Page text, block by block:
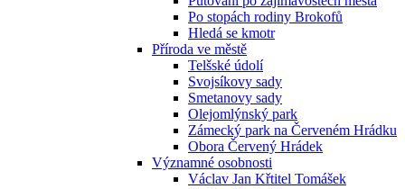
Po stopách rodiny Brokofů
Hledá se kmotr
Příroda ve městě
Telšské údolí
Svojsíkovy sady
Smetanovy sady
Olejomlýnský park
Zámecký park na Červeném Hrádku
Obora Červený Hrádek
Významné osobnosti
Václav Jan Křtitel Tomášek